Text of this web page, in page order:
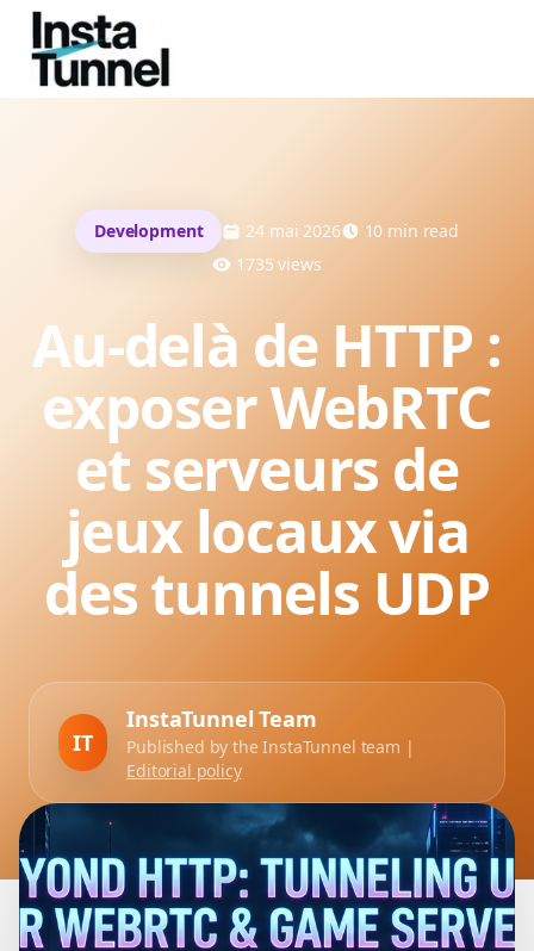
Development 24 mai 2026 10 min read
1735 views
Au-delà de HTTP :
exposer WebRTC
et serveurs de
jeux locaux via
des tunnels UDP
IT
InstaTunnel Team
Published by the InstaTunnel team |
Editorial policy